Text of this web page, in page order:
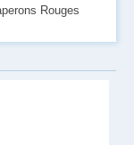
Rouges